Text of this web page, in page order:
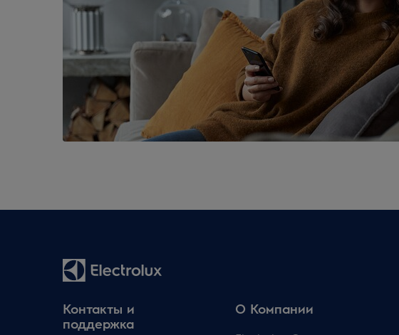
Контакты и
поддержка
О Компании